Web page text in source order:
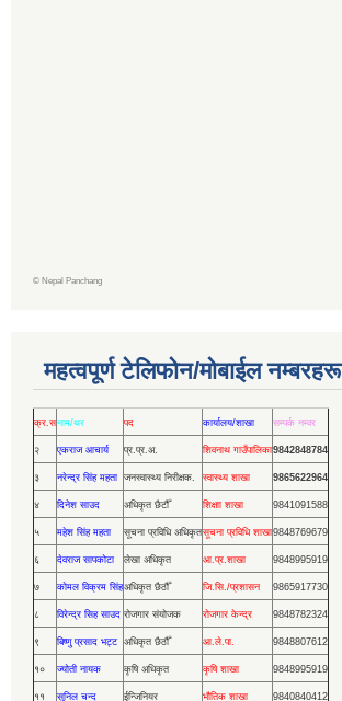
© Nepal Panchang
महत्वपूर्ण टेलिफोन/मोबाईल नम्बरहरू
क्र.सनाम/थर पद कार्यालय/शाखा सम्पर्क नम्वर
२ एकराज आचार्य प्र.प्र.अ. शिवनाथ गाउँपालिका9842848784
३ नरेन्द्र सिंह महता जनस्वास्थ्य निरीक्षक. स्वास्थ्य शाखा 9865622964
४ दिनेश साउद अधिकृत छैटौँ शिक्षाा शाखा 9841091588
५ महेश सिंह महता सूचना प्रविधि अधिकृतसूचना प्रविधि शाखा9848769679
६ देवराज सापकोटा लेखा अधिकृत आ.प्र.शाखा 9848995919
७ कोमल विक्रम सिंहअधिकृत छैठौँ जि.सि./प्रशासन 9865917730
८ विरेन्द्र सिह साउद रोजगार संयोजक रोजगार केन्द्र 9848782324
९ बिष्णु प्रसाद भट्ट अधिकृत छैठौँ आ.ले.पा. 9848807612
१० ज्योती नायक कृषि अधिकृत कृषि शाखा 9848995919
११ सुनिल चन्द ईन्जिनियर भौतिक शाखा 9840840412